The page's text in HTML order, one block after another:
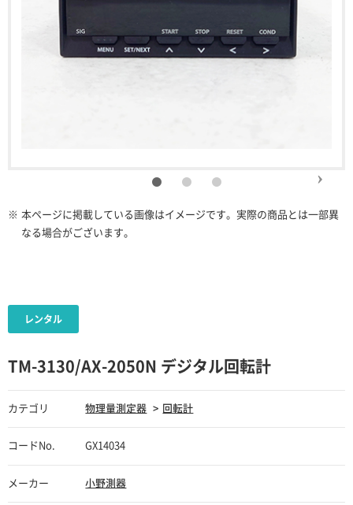
※ 本ページに掲載している画像はイメージです。実際の商品とは一部異
なる場合がございます。
TM-3130/AX-2050N デジタル回転計
カテゴリ 物理量測定器 回転計
コードNo. GX14034
メーカー 小野測器